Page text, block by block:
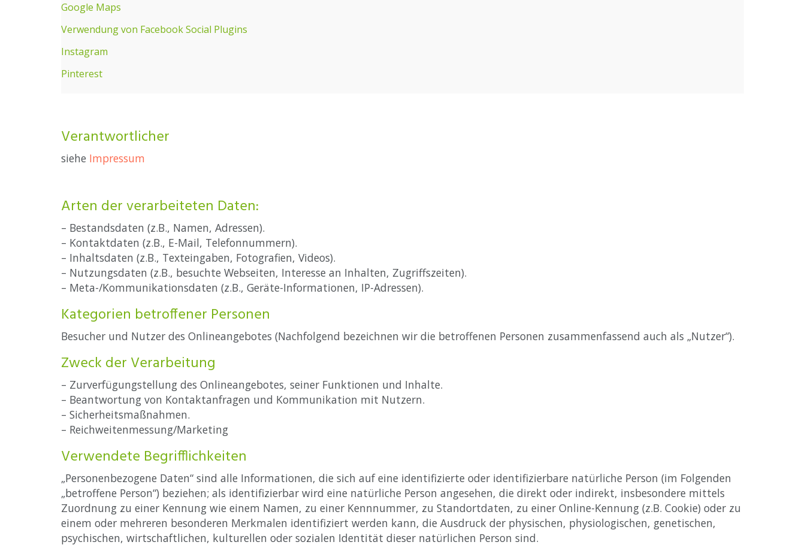
Google Maps
Verwendung von Facebook Social Plugins
Instagram
Pinterest
Verantwortlicher
siehe Impressum
Arten der verarbeiteten Daten:
– Bestandsdaten (z.B., Namen, Adressen).
– Kontaktdaten (z.B., E-Mail, Telefonnummern).
– Inhaltsdaten (z.B., Texteingaben, Fotografien, Videos).
– Nutzungsdaten (z.B., besuchte Webseiten, Interesse an Inhalten, Zugriffszeiten).
– Meta-/Kommunikationsdaten (z.B., Geräte-Informationen, IP-Adressen).
Kategorien betroffener Personen
Besucher und Nutzer des Onlineangebotes (Nachfolgend bezeichnen wir die betroffenen Personen zusammenfassend auch als „Nutzer“).
Zweck der Verarbeitung
– Zurverfügungstellung des Onlineangebotes, seiner Funktionen und Inhalte.
– Beantwortung von Kontaktanfragen und Kommunikation mit Nutzern.
– Sicherheitsmaßnahmen.
– Reichweitenmessung/Marketing
Verwendete Begrifflichkeiten
„Personenbezogene Daten“ sind alle Informationen, die sich auf eine identifizierte oder identifizierbare natürliche Person (im Folgenden
„betroffene Person“) beziehen; als identifizierbar wird eine natürliche Person angesehen, die direkt oder indirekt, insbesondere mittels
Zuordnung zu einer Kennung wie einem Namen, zu einer Kennnummer, zu Standortdaten, zu einer Online-Kennung (z.B. Cookie) oder zu
einem oder mehreren besonderen Merkmalen identifiziert werden kann, die Ausdruck der physischen, physiologischen, genetischen,
psychischen, wirtschaftlichen, kulturellen oder sozialen Identität dieser natürlichen Person sind.